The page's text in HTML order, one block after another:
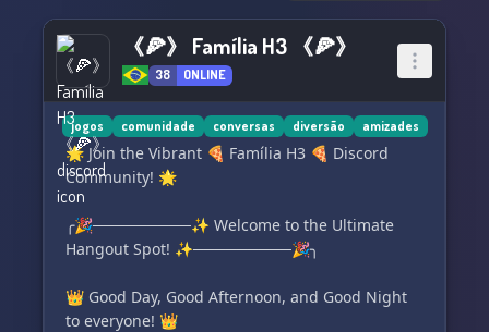
《🍕》 Família H3 《🍕》
38 ONLINE
jogos comunidade conversas diversão amizades
🌟 Join the Vibrant 🍕 Família H3 🍕 Discord
Community! 🌟
╭🎉─────────✨ Welcome to the Ultimate
Hangout Spot! ✨─────────🎉╮
👑 Good Day, Good Afternoon, and Good Night
to everyone! 👑